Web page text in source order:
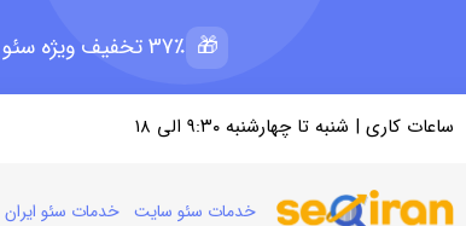
🎁 37٪ تخفیف ویژه سئو + 5 میلیون رپرتاژ رایگان؛ ظرفیت 11 از 15
ساعات کاری | شنبه تا چهارشنبه ۹:۳۰ الی ۱۸
خدمات سئو سایت خدمات سئو ایران